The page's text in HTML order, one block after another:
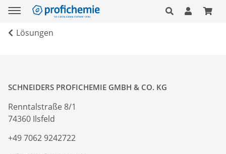
Lösungen
SCHNEIDERS PROFICHEMIE GMBH & CO. KG
Renntalstraße 8/1
74360 Ilsfeld
+49 7062 9242722